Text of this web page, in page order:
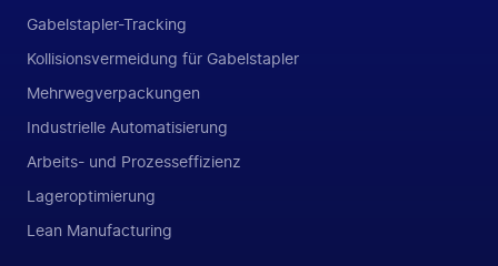
Gabelstapler-Tracking
Kollisionsvermeidung für Gabelstapler
Mehrwegverpackungen
Industrielle Automatisierung
Arbeits- und Prozesseffizienz
Lageroptimierung
Lean Manufacturing